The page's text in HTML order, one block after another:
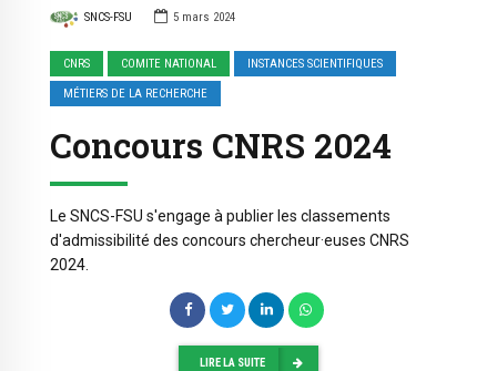
SNCS-FSU 5 mars 2024
CNRS COMITE NATIONAL INSTANCES SCIENTIFIQUES
MÉTIERS DE LA RECHERCHE
Concours CNRS 2024
Le SNCS-FSU s'engage à publier les classements
d'admissibilité des concours chercheur·euses CNRS
2024.
LIRE LA SUITE